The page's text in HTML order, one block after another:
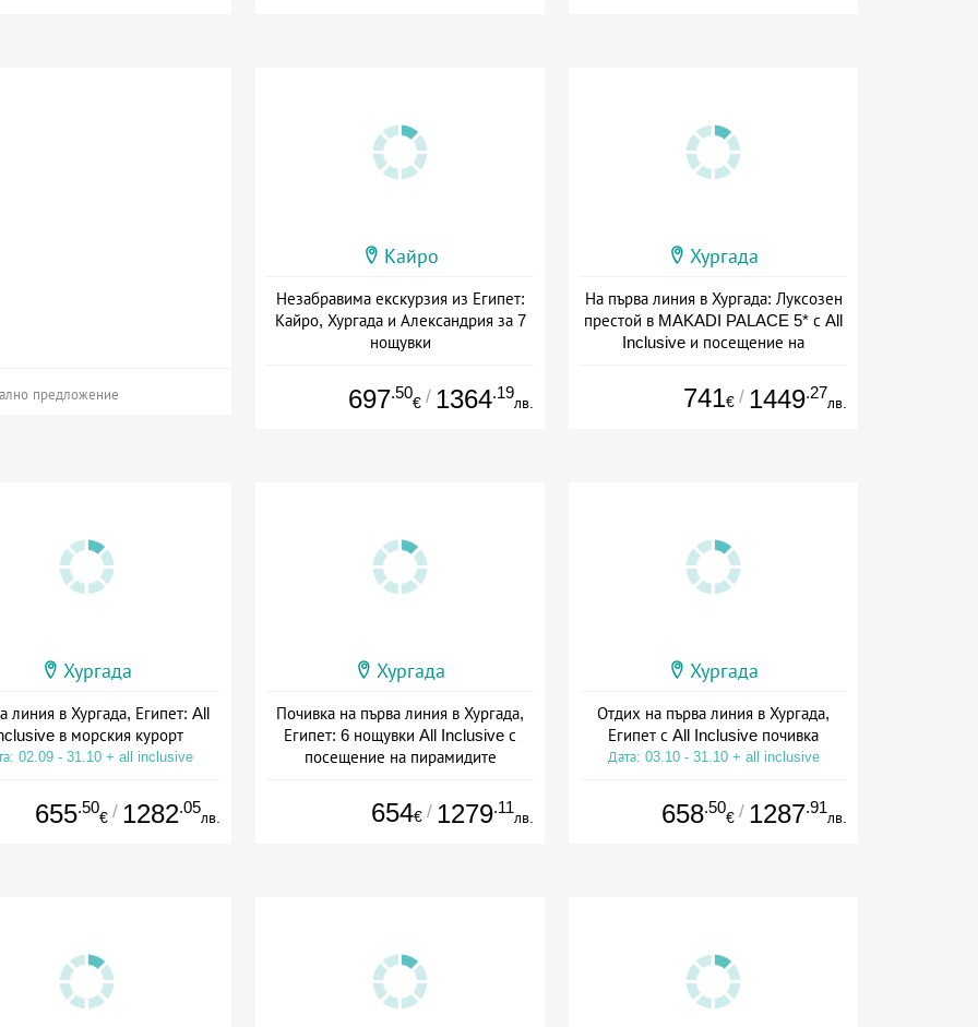
предложение
Кайро
Незабравима екскурзия из Египет:
Кайро, Хургада и Александрия за 7
нощувки
697.50
€ / 1364.19
лв.
Хургада
На първа линия в Хургада: Луксозен
престой в MAKADI PALACE 5* с All
Inclusive и посещение на
Дата: 02.09 - 31.10 + all inclusive
741€ / 1449.27
лв.
Хургада
линия в Хургада, Египет: All
в морския курорт
02.09 - 31.10 + all inclusive
655.50
€ / 1282.05
лв.
Хургада
Почивка на първа линия в Хургада,
Египет: 6 нощувки All Inclusive с
посещение на пирамидите
654€ / 1279.11
лв.
Хургада
Отдих на първа линия в Хургада,
Египет с All Inclusive почивка
Дата: 03.10 - 31.10 + all inclusive
658.50
€ / 1287.91
лв.